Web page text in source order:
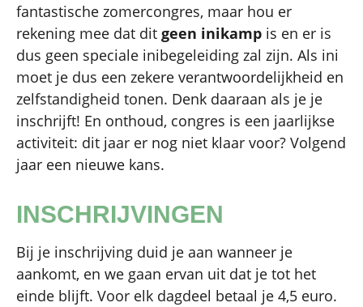
fantastische zomercongres, maar hou er
rekening mee dat dit geen inikamp is en er is
dus geen speciale inibegeleiding zal zijn. Als ini
moet je dus een zekere verantwoordelijkheid en
zelfstandigheid tonen. Denk daaraan als je je
inschrijft! En onthoud, congres is een jaarlijkse
activiteit: dit jaar er nog niet klaar voor? Volgend
jaar een nieuwe kans.
INSCHRIJVINGEN
Bij je inschrijving duid je aan wanneer je
aankomt, en we gaan ervan uit dat je tot het
einde blijft. Voor elk dagdeel betaal je 4,5 euro.